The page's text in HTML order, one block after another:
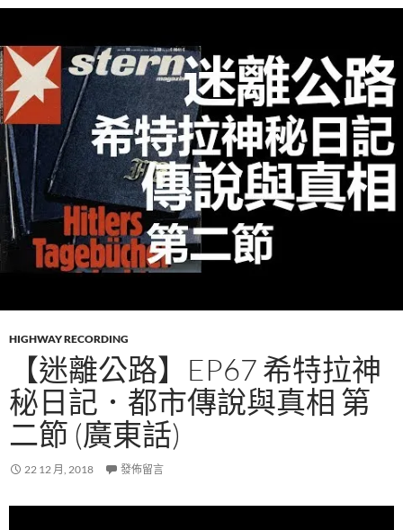
HIGHWAY RECORDING
【迷離公路】EP67 希特拉神
秘日記．都市傳說與真相 第
二節 (廣東話)
22 12 月, 2018 發佈留言